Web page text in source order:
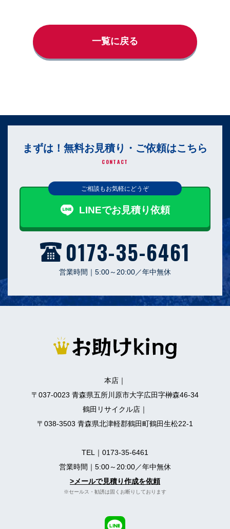
一覧に戻る
まずは！無料お見積り・ご依頼はこちら
CONTACT
ご相談もお気軽にどうぞ
LINEでお見積り依頼
0173-35-6461
営業時間｜5:00～20:00／年中無休
本店｜
〒037-0023 青森県五所川原市大字広田字榊森46-34
鶴田リサイクル店｜
〒038-3503 青森県北津軽郡鶴田町鶴田生松22-1
TEL｜ 0173-35-6461
営業時間｜5:00～20:00／年中無休
>メールで見積り作成を依頼
※セールス・勧誘は固くお断りしております